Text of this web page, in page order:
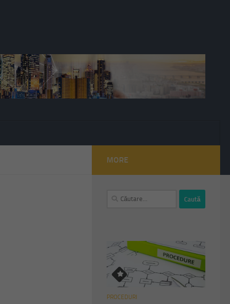
MORE
Caută
PROCEDURI